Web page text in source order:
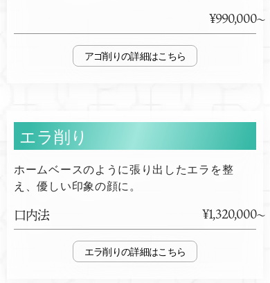
¥990,000
アゴ削り
エラ削り
ホームベースのように張り出したエラを整
え、優しい印象の顔に。
口内法 ¥1,320,000
エラ削り